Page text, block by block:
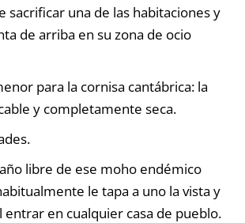
sacrificar una de las habitaciones y
de arriba en su zona de ocio
para la cornisa cantábrica: la
y completamente seca.
libre de ese moho endémico
le tapa a uno la vista y
entrar en cualquier casa de pueblo.